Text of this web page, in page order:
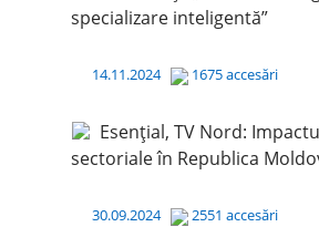
specializare inteligentă”
14.11.2024 1675 accesări
Esențial, TV Nord:
sectoriale în Republica
30.09.2024 2551 accesări